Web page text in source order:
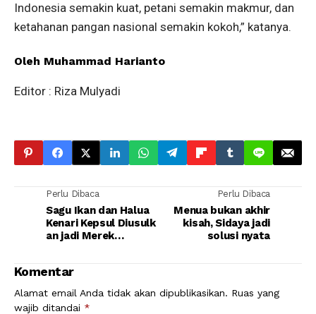
Indonesia semakin kuat, petani semakin makmur, dan
ketahanan pangan nasional semakin kokoh,” katanya.
Oleh Muhammad Harianto
Editor : Riza Mulyadi
Perlu Dibaca
Sagu Ikan dan Halua
Kenari Kepsul Diusulk
an jadi Merek
Perlu Dibaca
Menua bukan akhir
kisah, Sidaya jadi
solusi nyata
Komentar
Alamat email Anda tidak akan dipublikasikan. Ruas yang
wajib ditandai *